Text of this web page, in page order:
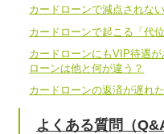
カードローンで減点されな
カードローンで起こる「代
カードローンにもVIP待遇
ローンは他と何が違う？
カードローンの返済が遅れ
よくある質問（